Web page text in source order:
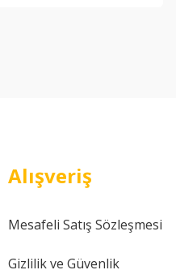
Alışveriş
Mesafeli Satış Sözleşmesi
Gizlilik ve Güvenlik